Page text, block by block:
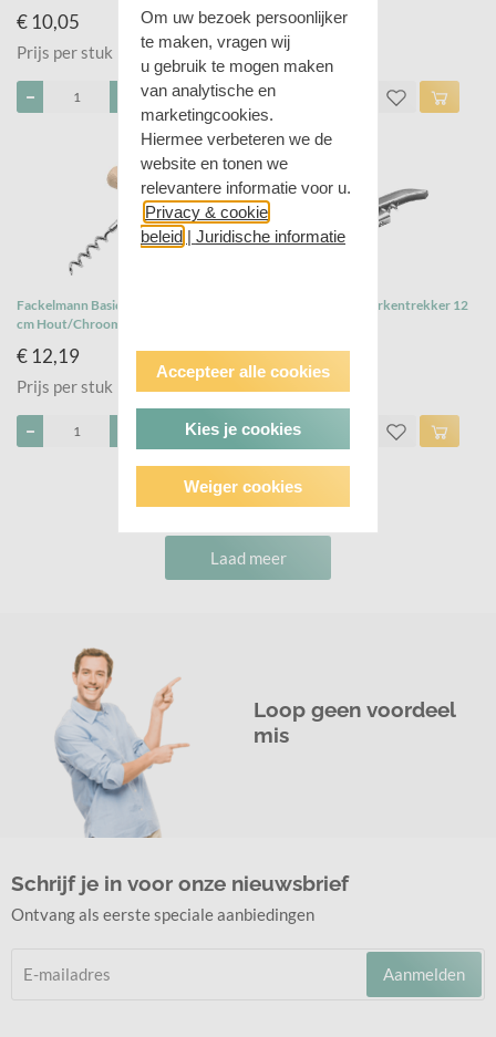
€ 10,05
Prijs per stuk
€ 12,69
Prijs per stuk
Fackelmann Basic Kurkentrekker 10.5
cm Hout/Chroom
€ 12,19
Prijs per stuk
Fackelmann Basic Kurkentrekker 12
€ 14,29
Laad meer
Loop geen voordeel
mis
Schrijf je in voor onze nieuwsbrief
Ontvang als eerste speciale aanbiedingen
Aanmelden
Om uw bezoek persoonlijker
te maken, vragen wij
u gebruik te mogen maken
van analytische en
marketingcookies.
Hiermee verbeteren we de
website en tonen we
relevantere informatie voor u.
Privacy & cookie
beleid | Juridische informatie
Accepteer alle cookies
Kies je cookies
Weiger cookies